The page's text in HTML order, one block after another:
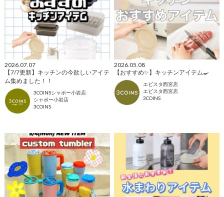
2026.07.07
【7/7更新】キッチンの今欲しいアイテ
ム集めました！！
3COINSシャポー小岩店
シャポー小岩店
3COINS
2026.05.08
【おすすめ✨】キッチンアイテム🍳
エビスタ西宮店
エビスタ西宮店
3COINS